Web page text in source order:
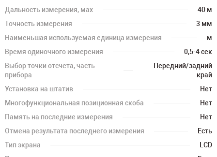
Дальность измерения, мах
40 м
Точность измерения
3 мм
Наименьшая используемая единица измерения
м
Время одиночного измерения
0,5-4 сек
Выбор точки отсчета, часть
прибора
Передний/задний
край
Установка на штатив
Нет
Многофункциональная позиционная скоба
Нет
Память на последние измерения
Нет
Отмена результата последнего измерения
Есть
Тип экрана
LCD